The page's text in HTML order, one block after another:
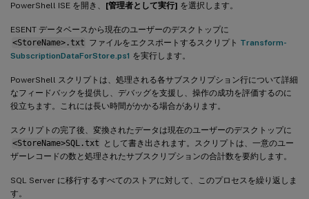
PowerShell ISE を開き、 [管理者として実行] を選択します。
ESENT データベースから現在のユーザーのデスクトップに
<StoreName>.txt ファイルをエクスポートするスクリプト Transform-
SubscriptionDataForStore.ps1 を実行します。
PowerShell スクリプトは、処理される各サブスクリプション行について詳細
なフィードバックを提供し、デバッグを支援し、操作の成功を評価するのに
役立ちます。これには長い時間がかかる場合があります。
スクリプトの完了後、変換されたデータは現在のユーザーのデスクトップに
<StoreName>SQL.txt
として書き出されます。スクリプトは、一意のユー
ザーレコードの数と処理されたサブスクリプションの合計数を要約します。
SQL Server に移行するすべてのストアに対して、このプロセスを繰り返しま
す。